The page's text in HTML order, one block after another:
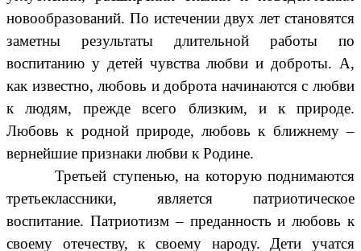
новообразований. По истечении двух лет становятся
заметны результаты длительной работы по
воспитанию у детей чувства любви и доброты. А,
как известно, любовь и доброта начинаются с любви
к людям, прежде всего близким, и к природе.
Любовь к родной природе, любовь к ближнему –
вернейшие признаки любви к Родине.
Третьей ступенью, на которую поднимаются
третьеклассники, является патриотическое
воспитание. Патриотизм – преданность и любовь к
своему отечеству, к своему народу. Дети учатся